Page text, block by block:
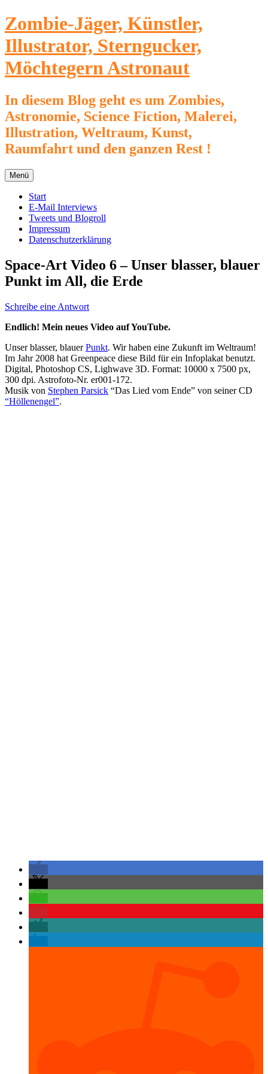
Zum
Inhalt
springen
Zombie-Jäger, Künstler,
Illustrator, Sterngucker,
Möchtegern Astronaut
In diesem Blog geht es um Zombies,
Astronomie, Science Fiction, Malerei,
Illustration, Weltraum, Kunst,
Raumfahrt und den ganzen Rest !
Menü
Start
E-Mail Interviews
Tweets und Blogroll
Impressum
Datenschutzerklärung
Space-Art Video 6 – Unser blasser, blauer
Punkt im All, die Erde
Schreibe eine Antwort
Endlich! Mein neues Video auf YouTube.
Unser blasser, blauerPunkt. Wir haben eine Zukunft im Weltraum!
Im Jahr 2008 hat Greenpeace diese Bild für ein Infoplakat benutzt.
Digital, Photoshop CS, Lighwave 3D. Format: 10000 x 7500 px,
300 dpi. Astrofoto-Nr. er001-172.
Musik von Stephen Parsick “Das Lied vom Ende” von seiner CD
“Höllenengel”.